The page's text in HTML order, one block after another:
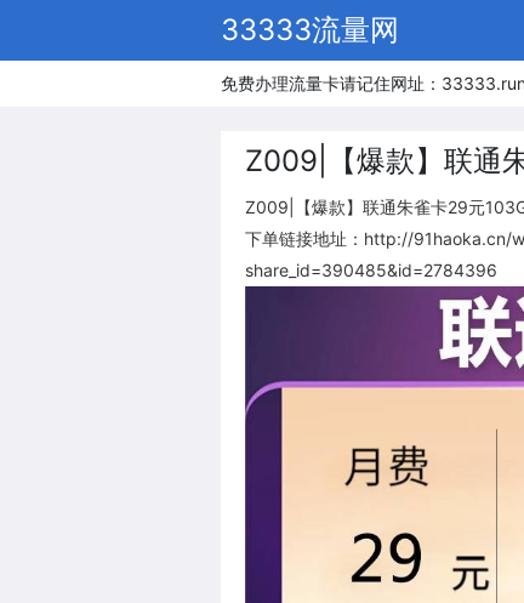
33333流量网
免费办理流量卡请记住网址：
Z009|【爆款】联通
Z009|【爆款】联通朱雀卡29元
下单链接地址：http://91haoka.cn/
share_id=390485&id=2784396